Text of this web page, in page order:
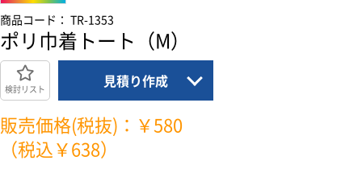
商品コード： TR-1353
ポリ巾着トート（M）
検討リスト
見積り作成
販売価格(税抜)：￥580
（税込￥638）